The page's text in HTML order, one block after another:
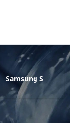
Samsung S